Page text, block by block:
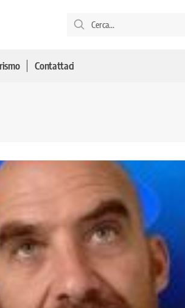
Contattaci